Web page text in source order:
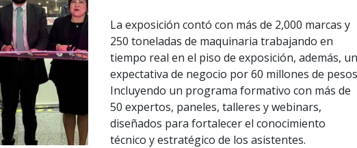
La exposición contó con más de 2,000 marcas y
250 toneladas de maquinaria trabajando en
tiempo real en el piso de exposición, además,
expectativa de negocio por 60 millones de
Incluyendo un programa formativo con más de
50 expertos, paneles, talleres y webinars,
diseñados para fortalecer el conocimiento
técnico y estratégico de los asistentes.